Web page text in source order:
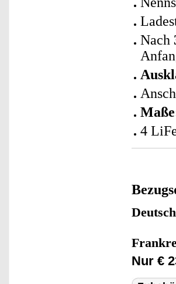
Nach
4
Nur €